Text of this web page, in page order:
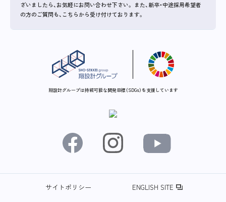
ざいましたら、お気軽にお問い合わせ下さい。 また、新卒・中途採用希望者
の方のご質問も、こちらから受け付けております。
翔設計グループは持続可能な開発目標（SDGs）を支援しています
サイトポリシー ENGLISH SITE